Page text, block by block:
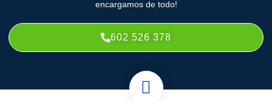
encargamos de todo!
602 526 378